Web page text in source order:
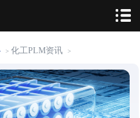
> 化工PLM资讯 >